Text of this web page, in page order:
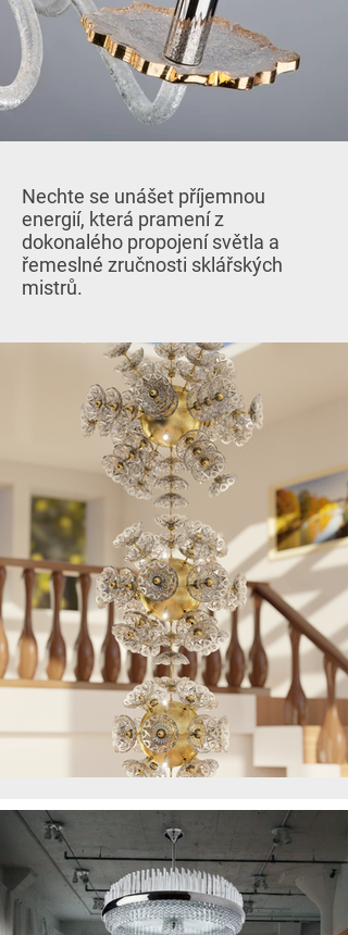
Nechte se unášet příjemnou
energií, která pramení z
dokonalého propojení světla a
řemeslné zručnosti sklářských
mistrů.